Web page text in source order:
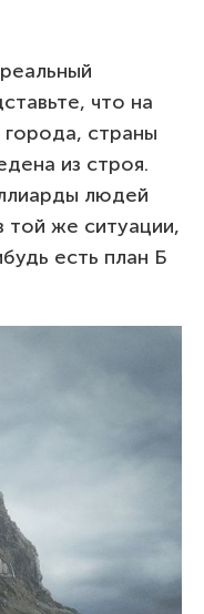
что на
города, страны
из строя.
людей
той же ситуации,
есть план Б